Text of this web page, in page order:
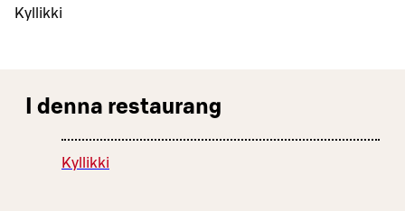
Kyllikki
I denna restaurang
Kyllikki